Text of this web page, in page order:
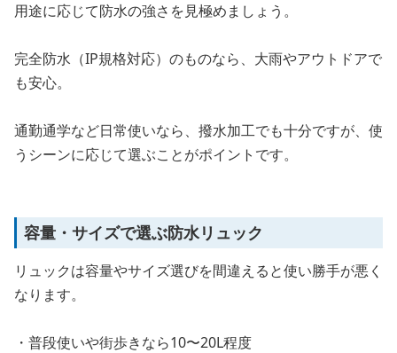
用途に応じて防水の強さを見極めましょう。
完全防水（IP規格対応）のものなら、大雨やアウトドアで
も安心。
通勤通学など日常使いなら、撥水加工でも十分ですが、使
うシーンに応じて選ぶことがポイントです。
容量・サイズで選ぶ防水リュック
リュックは容量やサイズ選びを間違えると使い勝手が悪く
なります。
・普段使いや街歩きなら10〜20L程度